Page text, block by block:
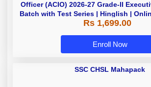
Officer (ACIO) 2026-27 Grade-II
Batch with Test Series | Hinglish |
by Adda 247
Rs 1,699.00
Enroll Now
SSC CHSL Mahapack